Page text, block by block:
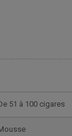
de 51 à 100 cigares
mousse